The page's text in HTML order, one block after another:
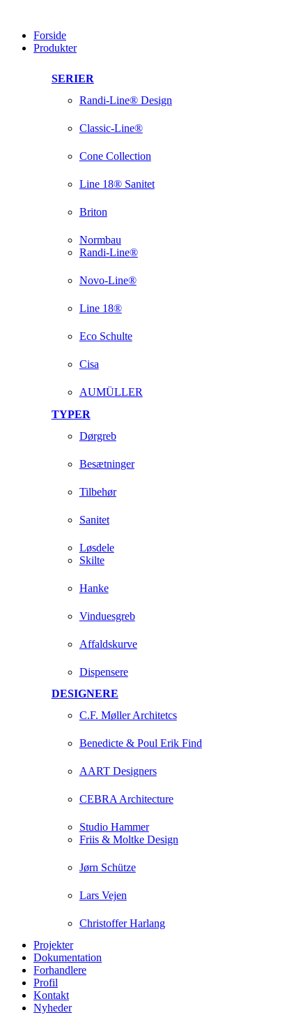
indholdForside
Produkter
SERIER
Randi-Line® Design
Classic-Line®
Cone Collection
Line 18® Sanitet
Briton
Normbau
Randi-Line®
Novo-Line®
Line 18®
Eco Schulte
Cisa
AUMÜLLER
TYPER
Dørgreb
Besætninger
Tilbehør
Sanitet
Løsdele
Skilte
Hanke
Vinduesgreb
Affaldskurve
Dispensere
DESIGNERE
C.F. Møller Architetcs
Benedicte & Poul Erik Find
AART Designers
CEBRA Architecture
Studio Hammer
Friis & Moltke Design
Jørn Schütze
Lars Vejen
Christoffer Harlang
Projekter
Dokumentation
Forhandlere
Profil
Kontakt
Nyheder